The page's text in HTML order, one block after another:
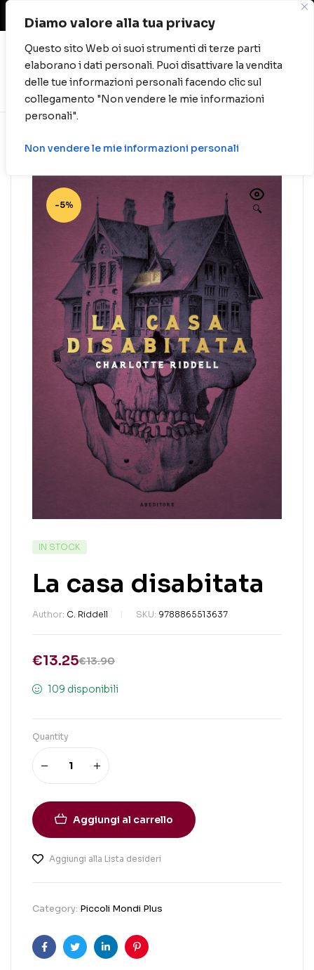
Diamo valore alla tua privacy
Questo sito Web oi suoi strumenti di terze parti
elaborano i dati personali. Puoi disattivare la vendita
delle tue informazioni personali facendo clic sul
collegamento "Non vendere le mie informazioni
personali".
Non vendere le mie informazioni personali
Spese di spedizione gratuite per ordini oltre
0
🔍
-5%
IN STOCK
La casa disabitata
Author: C. Riddell SKU: 9788865513637
€13.90
€13.25
109 disponibili
Quantity
Aggiungi al carrello
Aggiungi alla Lista desideri
Category: Piccoli Mondi Plus
FacebookTwitterLinkedinPinterest